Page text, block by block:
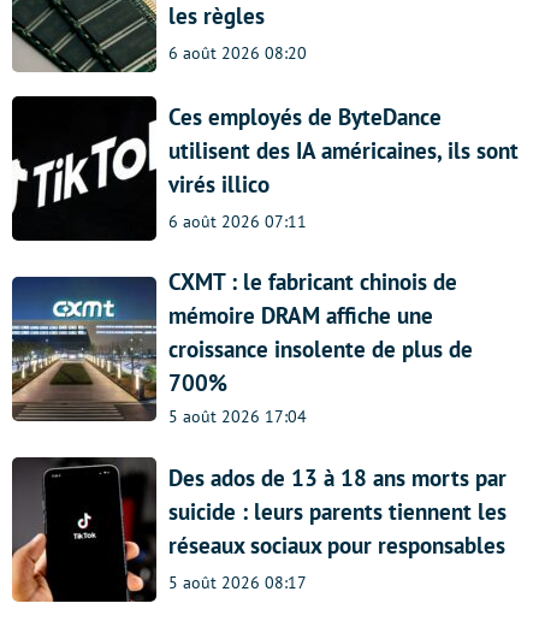
les règles
6 août 2026 08:20
Ces employés de ByteDance
utilisent des IA américaines, ils sont
virés illico
6 août 2026 07:11
CXMT : le fabricant chinois de
mémoire DRAM affiche une
croissance insolente de plus de
700%
5 août 2026 17:04
Des ados de 13 à 18 ans morts par
suicide : leurs parents tiennent les
réseaux sociaux pour responsables
5 août 2026 08:17